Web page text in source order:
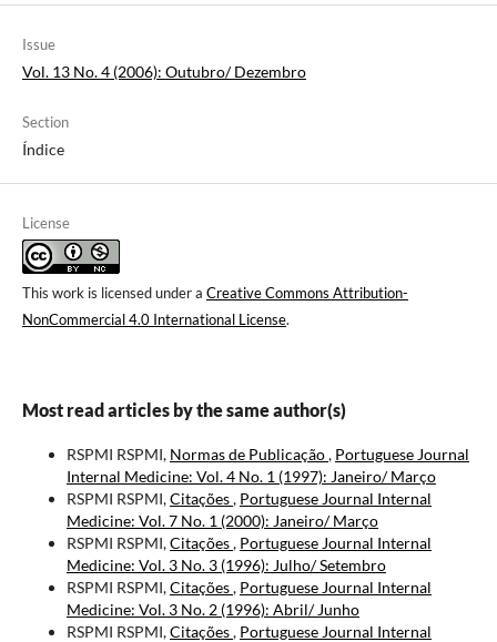
Issue
Vol. 13 No. 4 (2006): Outubro/ Dezembro
Section
Índice
License
This work is licensed under a Creative Commons Attribution-
NonCommercial 4.0 International License.
Most read articles by the same author(s)
RSPMI RSPMI, Normas de Publicação, Portuguese Journal
Internal Medicine: Vol. 4 No. 1 (1997): Janeiro/ Março
RSPMI RSPMI,Citações, Portuguese Journal Internal
Medicine: Vol. 7 No. 1 (2000): Janeiro/ Março
RSPMI RSPMI,Citações, Portuguese Journal Internal
Medicine: Vol. 3 No. 3 (1996): Julho/ Setembro
RSPMI RSPMI,Citações, Portuguese Journal Internal
Medicine: Vol. 3 No. 2 (1996): Abril/ Junho
RSPMI RSPMI,Citações, Portuguese Journal Internal